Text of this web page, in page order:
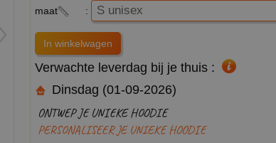
maat :
Verwachte leverdag bij je thuis :
Dinsdag (01-09-2026)
ONTWEP JE UNIEKE HOODIE
PERSONALISEER JE UNIEKE HOODIE